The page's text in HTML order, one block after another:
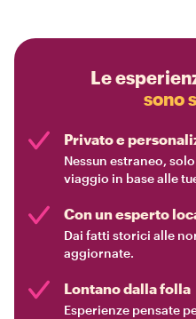
Le
sono
Privato e
Nessun estraneo,
viaggio in base alle
Con un esperto
Dai fatti storici alle
aggiornate.
Lontano dalla folla
Esperienze pensate